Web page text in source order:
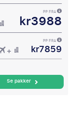
PP FRA
kr3988
PP FRA
kr7859
Se pakker